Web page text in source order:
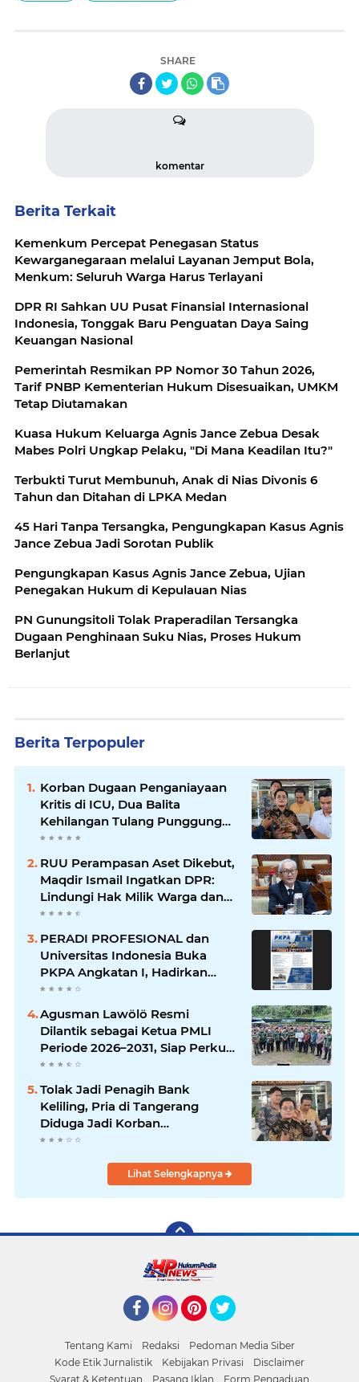
SHARE
komentar
Berita Terkait
Kemenkum Percepat Penegasan Status
Kewarganegaraan melalui Layanan Jemput Bola,
Menkum: Seluruh Warga Harus Terlayani
DPR RI Sahkan UU Pusat Finansial Internasional
Indonesia, Tonggak Baru Penguatan Daya Saing
Keuangan Nasional
Pemerintah Resmikan PP Nomor 30 Tahun 2026,
Tarif PNBP Kementerian Hukum Disesuaikan, UMKM
Tetap Diutamakan
Kuasa Hukum Keluarga Agnis Jance Zebua Desak
Mabes Polri Ungkap Pelaku, "Di Mana Keadilan Itu?"
Terbukti Turut Membunuh, Anak di Nias Divonis 6
Tahun dan Ditahan di LPKA Medan
45 Hari Tanpa Tersangka, Pengungkapan Kasus Agnis
Jance Zebua Jadi Sorotan Publik
Pengungkapan Kasus Agnis Jance Zebua, Ujian
Penegakan Hukum di Kepulauan Nias
PN Gunungsitoli Tolak Praperadilan Tersangka
Dugaan Penghinaan Suku Nias, Proses Hukum
Berlanjut
Berita Terpopuler
Korban Dugaan Penganiayaan
Kritis di ICU, Dua Balita
Kehilangan Tulang Punggung
Keluarga
RUU Perampasan Aset Dikebut,
Maqdir Ismail Ingatkan DPR:
Lindungi Hak Milik Warga dan
Cegah Penyalahgunaan
PERADI PROFESIONAL dan
Universitas Indonesia Buka
PKPA Angkatan I, Hadirkan
Pengajar Elite Penegak Hukum
dan Akademisi
Agusman Lawölö Resmi
Dilantik sebagai Ketua PMLI
Periode 2026–2031, Siap Perkuat
Persatuan Marga Lawölö
Tolak Jadi Penagih Bank
Keliling, Pria di Tangerang
Diduga Jadi Korban
Pengeroyokan dan Kekerasan,
Lihat Selengkapnya
Tentang Kami Redaksi
Pedoman Media Siber
Kode Etik Jurnalistik
Kebijakan Privasi
Disclaimer
Syarat & Ketentuan
Pasang Iklan Form Pengaduan